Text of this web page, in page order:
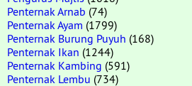
Penternak Arnab (74)
Penternak Ayam (1799)
Penternak Burung Puyuh (168)
Penternak Ikan (1244)
Penternak Kambing (591)
Penternak Lembu (734)